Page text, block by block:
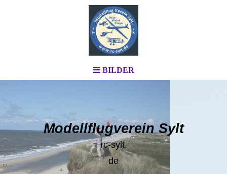
BILDER
Modellflugverein Sylt
rc-sylt.
de